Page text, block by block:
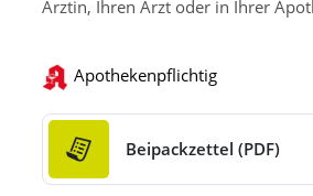
Ärztin, Ihren Arzt oder in Ihrer
Apothekenpflichtig
Beipackzettel (PDF)